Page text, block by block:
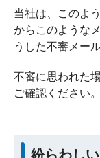
当社は、このよ
からこのような
うした不審メー
不審に思われた
ご確認ください。
紛らわし